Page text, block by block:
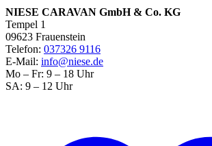
NIESE CARAVAN GmbH & Co. KG
Tempel 1
09623 Frauenstein
Telefon: 037326 9116
E-Mail: info@niese.de
Mo – Fr: 9 – 18 Uhr
SA: 9 – 12 Uhr